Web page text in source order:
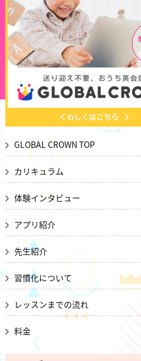
GLOBAL CROWN TOP
カリキュラム
体験インタビュー
アプリ紹介
先生紹介
習慣化について
レッスンまでの流れ
料金